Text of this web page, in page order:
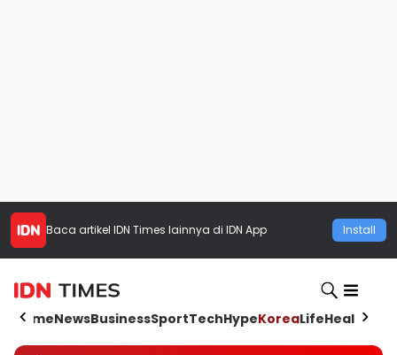
Baca artikel IDN Times lainnya di IDN App Install
HomeNewsBusinessSportTechHypeKoreaLifeHealth